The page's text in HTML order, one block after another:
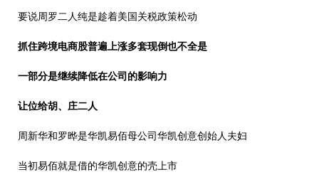
要说周罗二人纯是趁着美国关税政策松动
抓住跨境电商股普遍上涨多套现倒也不全是
一部分是继续降低在公司的影响力
让位给胡、庄二人
周新华和罗晔是华凯易佰母公司华凯创意创始人夫妇
当初易佰就是借的华凯创意的壳上市